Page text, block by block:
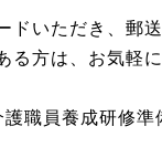
ドいただき、郵
る方は、お気軽
護職員養成研修